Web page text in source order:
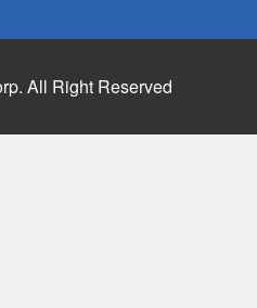
All Right Reserved